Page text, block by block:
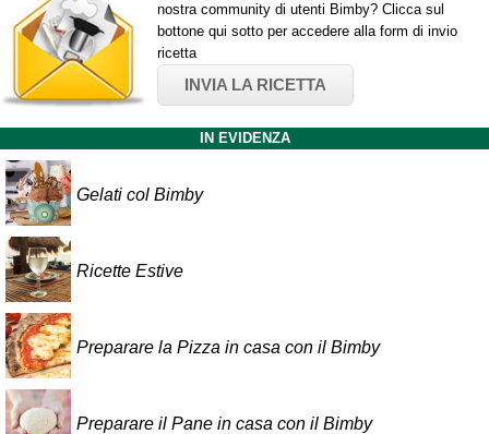
nostra community di utenti Bimby? Clicca sul
bottone qui sotto per accedere alla form di invio
ricetta
INVIA LA RICETTA
IN EVIDENZA
Gelati col Bimby
Ricette Estive
Preparare la Pizza in casa con il Bimby
Preparare il Pane in casa con il Bimby